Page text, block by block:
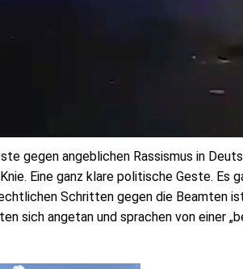
gegen angeblichen Rassismus in
Eine ganz klare politische Geste. Es
Schritten gegen die Beamten
sich angetan und sprachen von einer